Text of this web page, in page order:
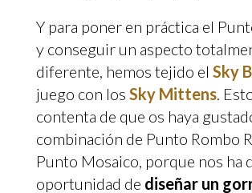
Y para poner en práctica el
y conseguir un aspecto
diferente, hemos tejido el Sky
juego con los Sky Mittens.
contenta de que os haya
combinación de Punto Rombo
Punto Mosaico, porque nos ha
oportunidad de diseñar un